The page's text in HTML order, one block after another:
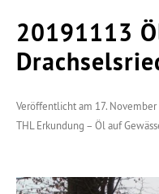
20191113
Veröffentlicht am 17.
THL Erkundung – Öl auf